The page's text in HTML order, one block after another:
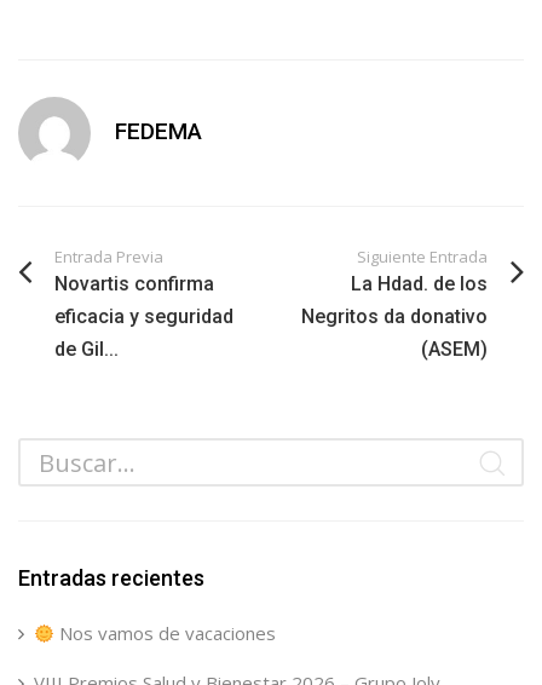
FEDEMA
Entrada Previa
Novartis confirma
eficacia y seguridad
de Gil...
Siguiente Entrada
La Hdad. de los
Negritos da donativo
(ASEM)
Entradas recientes
Nos vamos de vacaciones